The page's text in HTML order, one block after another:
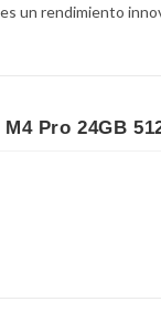
un rendimiento
Pro 24GB